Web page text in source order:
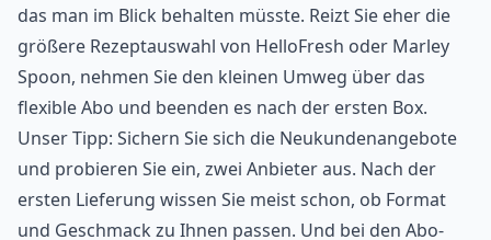
das man im Blick behalten müsste. Reizt Sie eher die
größere Rezeptauswahl von HelloFresh oder Marley
Spoon, nehmen Sie den kleinen Umweg über das
flexible Abo und beenden es nach der ersten Box.
Unser Tipp: Sichern Sie sich die Neukundenangebote
und probieren Sie ein, zwei Anbieter aus. Nach der
ersten Lieferung wissen Sie meist schon, ob Format
und Geschmack zu Ihnen passen. Und bei den Abo-